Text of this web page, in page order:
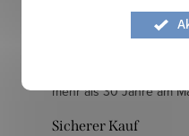
mehr als 30 Jahre am
Sicherer Kauf